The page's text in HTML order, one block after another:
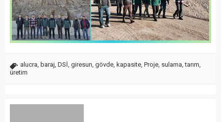
alucra, baraj, DSİ, giresun, gövde, kapasite, Proje, sulama,tarım,
üretim